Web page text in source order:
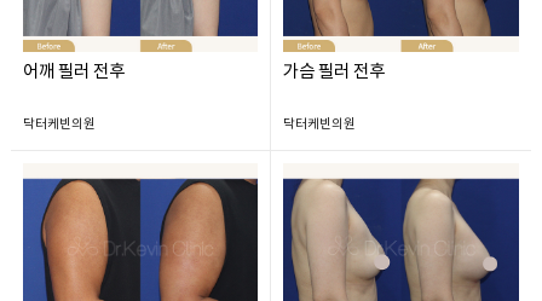
어깨 필러 전후
닥터케빈의원
가슴 필러 전후
닥터케빈의원